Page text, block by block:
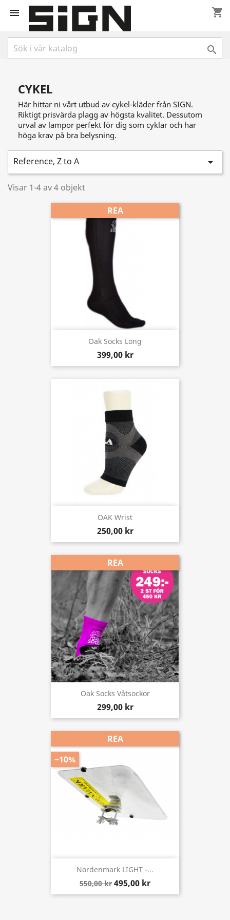
 shopping_cart

CYKEL
Här hittar ni vårt utbud av cykel-kläder från SIGN.
Riktigt prisvärda plagg av högsta kvalitet. Dessutom
urval av lampor perfekt för dig som cyklar och har
höga krav på bra belysning.
Reference, Z to A 
Visar 1-4 av 4 objekt
Oak Socks Long
399,00 kr
REA
OAK Wrist
250,00 kr
Oak Socks Våtsockor
299,00 kr
REA
Nordenmark LIGHT -...
550,00 kr 495,00 kr
REA
−10%